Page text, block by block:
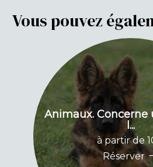
Vous pouvez
Animaux.
l...
à partir de
Réserver